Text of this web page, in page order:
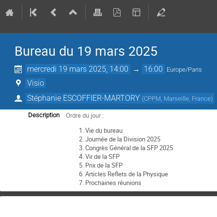
Bureau du 19 mars 2025
mercredi 19 mars 2025, 14:00 → 16:00 Europe/Paris
Visio
Stéphanie ESCOFFIER-MARTORY (CPPM, Marseille, France)
Description
Ordre du jour :
Vie du bureau
Journée de la Division 2025
Congrès Général de la SFP 2025
Vir de la SFP
Prix de la SFP
Articles Reflets de la Physique
Prochaines réunions